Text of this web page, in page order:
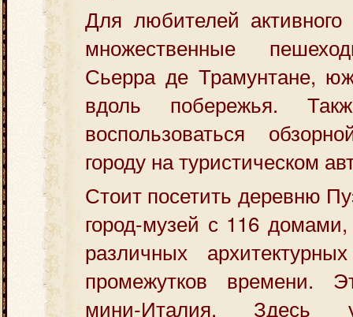
Для любителей активного
множественные
Сьерра де Трамунтане,
вдоль побережья.
воспользоваться
городу на туристическом
Стоит посетить деревню
город-музей с 116
различных
промежутков времени.
мини-Италия.